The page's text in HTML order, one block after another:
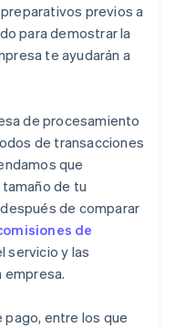
previos a
para demostrar la
te ayudarán a
de procesamiento
de transacciones
que
de tu
de comparar
de
servicio y las
empresa.
entre los que